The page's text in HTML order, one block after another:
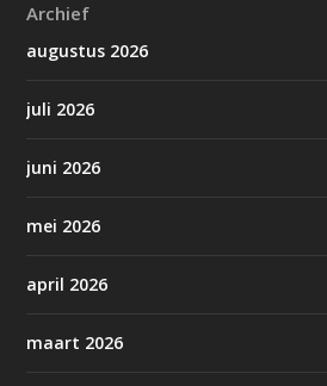
Archief
augustus 2026
juli 2026
juni 2026
mei 2026
april 2026
maart 2026